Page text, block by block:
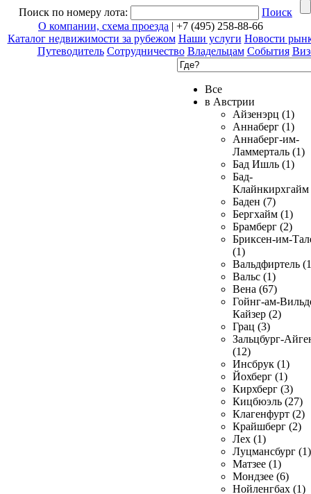
Поиск по номеру лота:
Поиск
О компании, схема проезда | +7 (495) 258-88-66
Каталог недвижимости за рубежом Наши услуги Новости
Путеводитель Сотрудничество Владельцам События
Все
в Австрии
Айзенэрц (1)
Аннаберг (1)
Аннаберг-им-
Ламмерталь (1)
Бад Ишль (1)
Бад-
Клайнкирхгайм
Баден (7)
Бергхайм (1)
Брамберг (2)
Бриксен-им-
(1)
Вальдфиртель
Вальс (1)
Вена (67)
Гойнг-ам-
Кайзер (2)
Грац (3)
Зальцбург-
(12)
Инсбрук (1)
Йохберг (1)
Кирхберг (3)
Кицбюэль (27)
Клагенфурт (2)
Крайшберг (2)
Лех (1)
Луцмансбург (1)
Матзее (1)
Мондзее (6)
Нойленгбах (1)